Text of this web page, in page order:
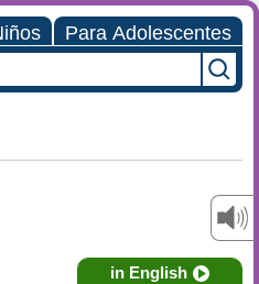
Para Adolescentes
in English